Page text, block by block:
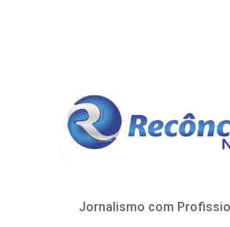
Jornalismo com